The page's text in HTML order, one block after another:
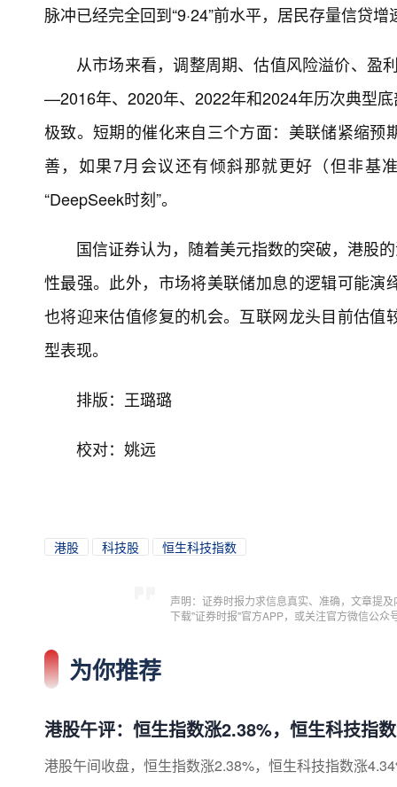
脉冲已经完全回到“9·24”前水平，居民存量信贷
从市场来看，调整周期、估值风险溢价、盈
—2016年、2020年、2022年和2024年历次典型
极致。短期的催化来自三个方面：美联储紧缩
善，如果7月会议还有倾斜那就更好（但非基
“DeepSeek时刻”。
国信证券认为，随着美元指数的突破，港股
性最强。此外，市场将美联储加息的逻辑可能
也将迎来估值修复的机会。互联网龙头目前估
型表现。
排版：王璐璐
校对：姚远
港股 科技股 恒生科技指数
声明：证券时报力求信息真实、准确，文章提
下载"证券时报"官方APP，或关注官方微信公
为你推荐
港股午评：恒生指数涨2.38%，恒生科技指
港股午间收盘，恒生指数涨2.38%，恒生科技指数涨